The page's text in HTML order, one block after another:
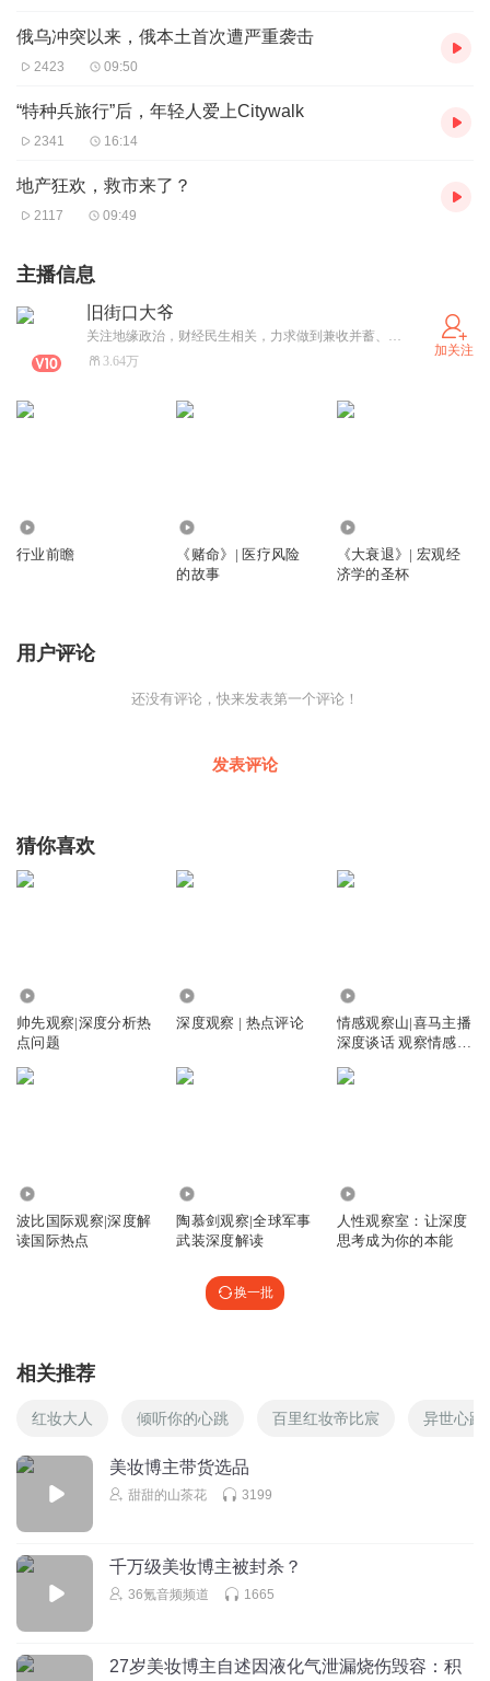
们，被越来越高的转化KPI压得喘不过气。
不久前，粉丝数超130万的妮可蹦蹦决定选择从全职美妆博
媒体这条道路上的天花板大概就到这里了，可能还能有一点
点上限，但不多。”而更多的中腰部美妆博主则选择与MCN
美妆博主的躺赚时代不再。今年4月，曾孵化了许多现象级
度发酵。有美妆行业人士在社交媒体感叹，“美妆博主成了
一、一夜增粉15万，美妆博主年入百万
作为一名全职博主，林轩（化名）是在行业红利期入局。
增粉速度出乎他的意料。在B站仅发布3条视频之后，林轩
就迅速收获了1.5万粉丝和MCN机构抛出的橄榄枝，一脚跨
“那是行业形势最好的时候，在公司安排下，很快我也进入
了抖音和小红书做短视频。”林轩说，粉丝数量爆发增长是
一年有余，林轩在抖音单平台粉丝从0增至70万。
粉丝量是美妆博主们实现商业转化的重要依据。早在林轩入
吸金能力十分可观。
2015年~2017年，全网粉丝超6000万的韩国博主Pony的化
妆视频在中国爆火，其在淘宝的店铺开业当天就吸粉45万
师”决定从情感内容转型时尚美妆，其全网粉丝很快达到千
万级，成为欧莱雅、宝洁、联合利华等品牌的合作常客，27
岁的徐老师更上榜福布斯媒体类“30位30岁以下精英榜”。
俄乌冲突以来，俄本土首次遭严重袭击
2423 09:50
“特种兵旅行”后，年轻人爱上Citywalk
2341 16:14
地产狂欢，救市来了？
2117 09:49
主播信息
旧街口大爷
关注地缘政治，财经民生相关，力求做到兼收并蓄、客观呈现。
3.64万
加关注
行业前瞻
《赌命》| 医疗风险
的故事
《大衰退》| 宏观经
济学的圣杯
用户评论
还没有评论，快来发表第一个评论！
发表评论
猜你喜欢
帅先观察|深度分析热
点问题
深度观察 | 热点评论
情感观察山|喜马主播
深度谈话 观察情感
波比国际观察|深度解
读国际热点
陶慕剑观察|全球军事
武装深度解读
人性观察室：让深度
思考成为你的本能
换一批
相关推荐
红妆大人 倾听你的心跳 百里红妆帝比宸 异世心跳
美妆博主带货选品
甜甜的山茶花 3199
千万级美妆博主被封杀？
36氪音频频道 1665
27岁美妆博主自述因液化气泄漏烧伤毁容：积